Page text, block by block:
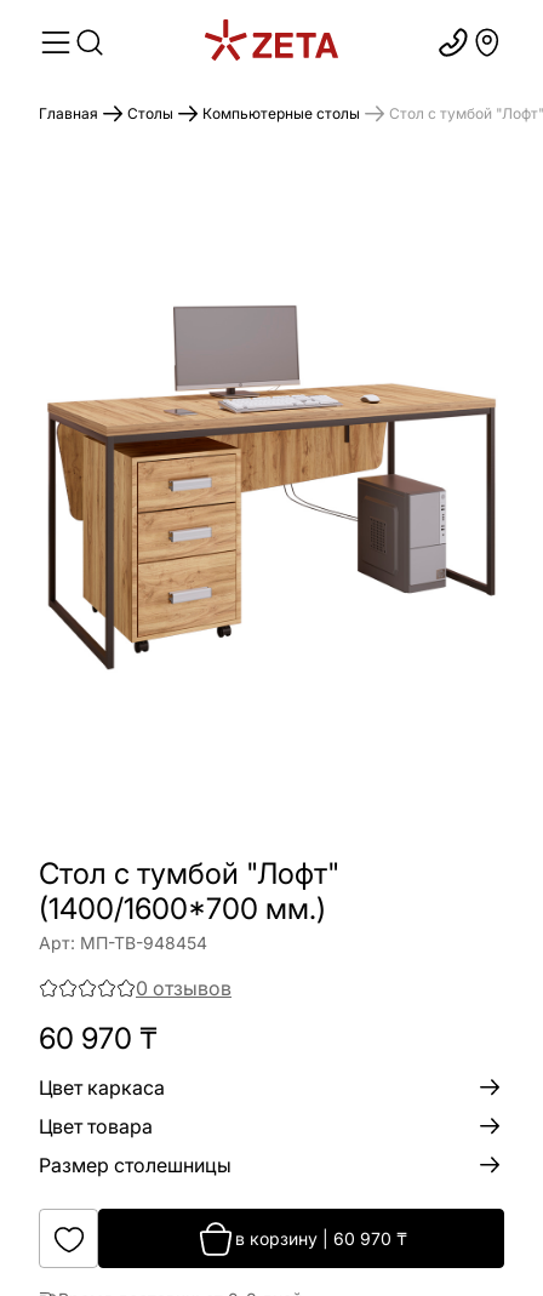
Главная Столы Компьютерные столы Стол с тумбой
Стол с тумбой "Лофт"
(1400/1600*700 мм.)
Арт: МП-ТВ-948454
0 отзывов
60 970 ₸
Цвет каркаса
Цвет товара
Размер столешницы
в корзину| 60 970 ₸